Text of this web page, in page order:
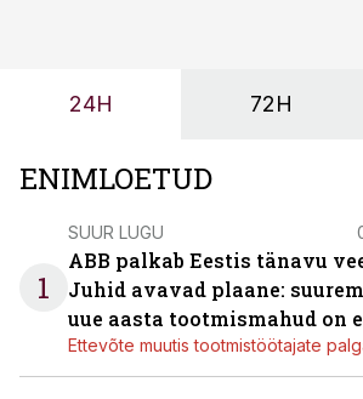
OÜ tegevjuht Sander Mitendorf.
24H 72H
ENIMLOETUD
1
SUUR LUGU
ABB palkab Eestis tänavu
Juhid avavad plaane:
uue aasta tootmismahud on
Ettevõte muutis tootmistöötajate